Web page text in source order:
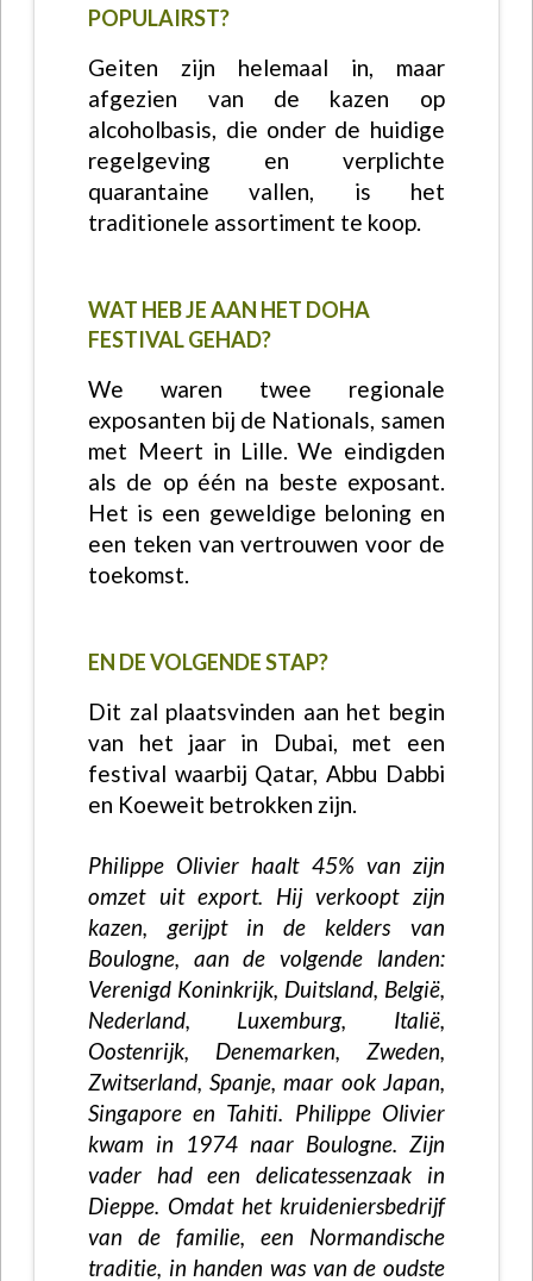
POPULAIRST?
Geiten zijn helemaal in, maar
afgezien van de kazen op
alcoholbasis, die onder de huidige
regelgeving en verplichte
quarantaine vallen, is het
traditionele assortiment te koop.
WAT HEB JE AAN HET DOHA
FESTIVAL GEHAD?
We waren twee regionale
exposanten bij de Nationals, samen
met Meert in Lille. We eindigden
als de op één na beste exposant.
Het is een geweldige beloning en
een teken van vertrouwen voor de
toekomst.
EN DE VOLGENDE STAP?
Dit zal plaatsvinden aan het begin
van het jaar in Dubai, met een
festival waarbij Qatar, Abbu Dabbi
en Koeweit betrokken zijn.
Philippe Olivier haalt 45% van zijn
omzet uit export. Hij verkoopt zijn
kazen, gerijpt in de kelders van
Boulogne, aan de volgende landen:
Verenigd Koninkrijk, Duitsland, België,
Nederland, Luxemburg, Italië,
Oostenrijk, Denemarken, Zweden,
Zwitserland, Spanje, maar ook Japan,
Singapore en Tahiti. Philippe Olivier
kwam in 1974 naar Boulogne. Zijn
vader had een delicatessenzaak in
Dieppe. Omdat het kruideniersbedrijf
van de familie, een Normandische
traditie, in handen was van de oudste